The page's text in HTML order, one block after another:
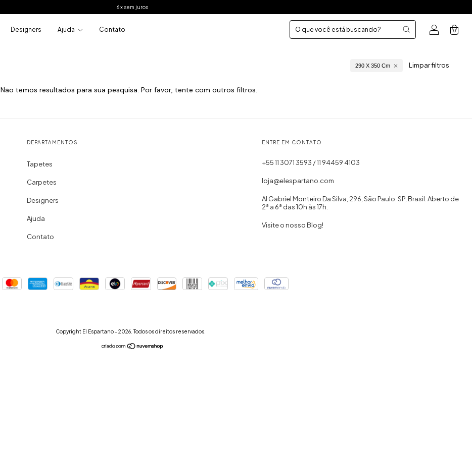
6 x sem juros
Designers Ajuda Contato 0
290 X 350 Cm Limpar filtros
Não temos resultados para sua pesquisa. Por favor, tente com outros filtros.
DEPARTAMENTOS
Tapetes
Carpetes
Designers
Ajuda
Contato
ENTRE EM CONTATO
+55 11 3071 3593 / 11 94459 4103
loja@elespartano.com
Al Gabriel Monteiro Da Silva, 296, São Paulo. SP, Brasil. Aberto de
2ª a 6ª das 10h às 17h.
Visite o nosso Blog!
Copyright El Espartano - 2026. Todos os direitos reservados.